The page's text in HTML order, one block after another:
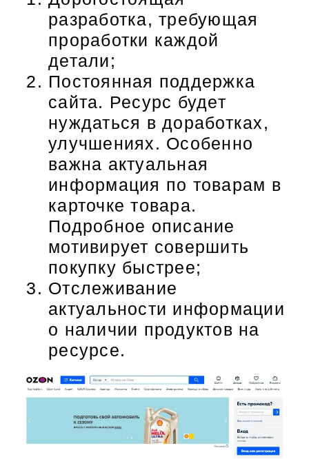
разработка, требующая
проработки каждой
детали;
Постоянная поддержка
сайта. Ресурс будет
нуждаться в доработках,
улучшениях. Особенно
важна актуальная
информация по товарам в
карточке товара.
Подробное описание
мотивирует совершить
покупку быстрее;
Отслеживание
актуальности информации
о наличии продуктов на
ресурсе.